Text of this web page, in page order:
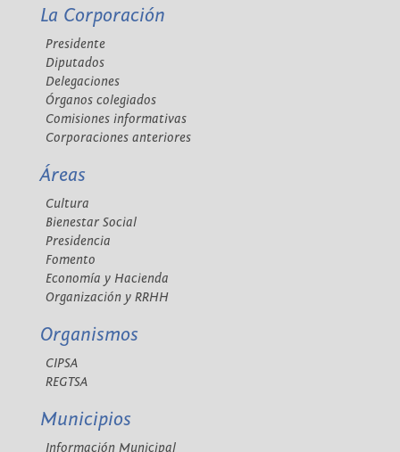
La Corporación
Presidente
Diputados
Delegaciones
Órganos colegiados
Comisiones informativas
Corporaciones anteriores
Áreas
Cultura
Bienestar Social
Presidencia
Fomento
Economía y Hacienda
Organización y RRHH
Organismos
CIPSA
REGTSA
Municipios
Información Municipal